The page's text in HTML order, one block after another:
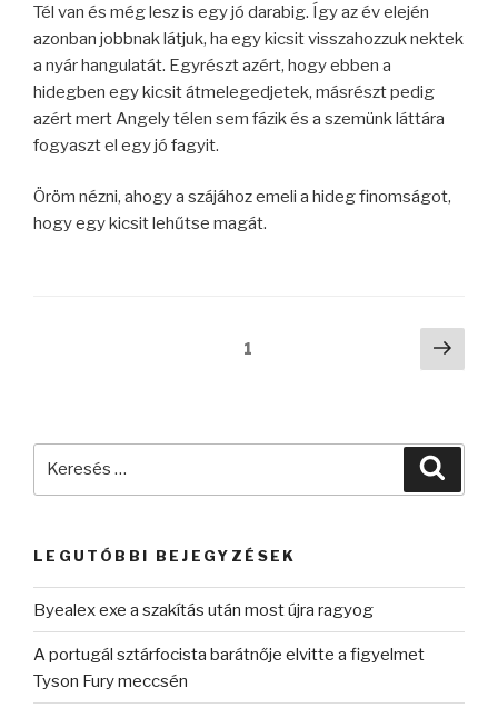
Tél van és még lesz is egy jó darabig. Így az év elején
azonban jobbnak látjuk, ha egy kicsit visszahozzuk nektek
a nyár hangulatát. Egyrészt azért, hogy ebben a
hidegben egy kicsit átmelegedjetek, másrészt pedig
azért mert Angely télen sem fázik és a szemünk láttára
fogyaszt el egy jó fagyit.
Öröm nézni, ahogy a szájához emeli a hideg finomságot,
hogy egy kicsit lehűtse magát.
1
oldal
LEGUTÓBBI BEJEGYZÉSEK
Byealex exe a szakítás után most újra ragyog
A portugál sztárfocista barátnője elvitte a figyelmet
Tyson Fury meccsén